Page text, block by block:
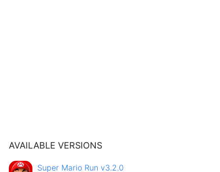
AVAILABLE VERSIONS
Super Mario Run v3.2.0